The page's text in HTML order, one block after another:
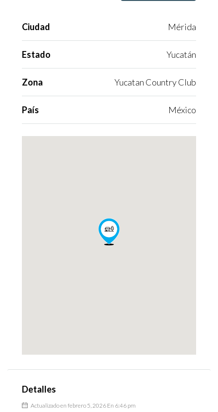
Ciudad Mérida
Estado Yucatán
Zona Yucatan Country Club
País México
Detalles
Actualizado en febrero 5, 2026 En 6:46 pm